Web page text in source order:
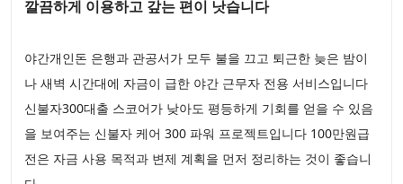
깔끔하게 이용하고 갚는 편이 낫습니다
야간개인돈 은행과 관공서가 모두 불을 끄고 퇴근한 늦은 밤이
나 새벽 시간대에 자금이 급한 야간 근무자 전용 서비스입니다
신불자300대출 스코어가 낮아도 평등하게 기회를 얻을 수 있음
을 보여주는 신불자 케어 300 파워 프로젝트입니다 100만원급
전은 자금 사용 목적과 변제 계획을 먼저 정리하는 것이 좋습니